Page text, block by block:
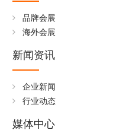
品牌会展
海外会展
新闻资讯
企业新闻
行业动态
媒体中心